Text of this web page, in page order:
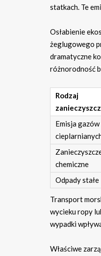
statkach. Te
Osłabienie
żeglugowego
dramatyczne
różnorodność
Rodzaj
Emisja gazów
chemiczne
Odpady stałe
Transport
wycieku ropy
wypadki
Właściwe